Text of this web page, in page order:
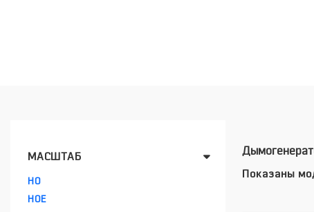
МАСШТАБ
HO
HOE
Показаны